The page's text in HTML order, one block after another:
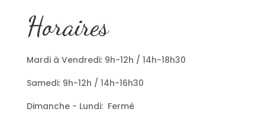
Horaires
Mardi à Vendredi: 9h-12h / 14h-18h30
Samedi: 9h-12h / 14h-16h30
Dimanche - Lundi: Fermé